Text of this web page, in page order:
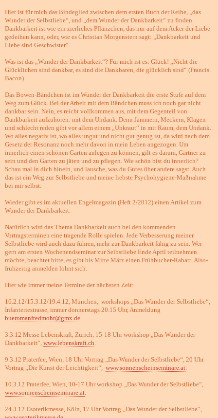
Hier ist für mich das Bindeglied zwischen dem ersten Buch der Reihe, „das
Wunder der Selbstliebe“, und „dem Wunder der Dankbarkeit“ zu finden.
Dankbarkeit ist wie ein zierliches Pflänzchen, das nur auf dem Acker der Liebe
gedeihen kann, oder, wie es Christian Morgenstern sagt: „Dankbarkeit und
Liebe sind Geschwister“.
Was ist das „Wunder der Dankbarkeit“? Für mich ist es: Glück! „Nicht die
Glücklichen sind dankbar, es sind die Dankbaren, die glücklich sind“ (Francis
Bacon)
Das Bowen-Bändchen ist im Wunder der Dankbarkeit die erste Stufe auf dem
Weg zum Glück. Bei der Arbeit mit dem Bändchen muss ich noch gar nicht
dankbar sein. Nein, es reicht vollkommen aus, mit dem Gegenteil von
Dankbarkeit aufzuhören: mit dem Undank. Denn Jammern, Meckern, Klagen
und schlecht reden gibt vor allem einem „Unkraut“ in mir Raum, dem Undank.
Wo alles negativ ist, wo alles ungut und nicht gut genug ist, da wird nach dem
Gesetz der Resonanz noch mehr davon in mein Leben angezogen. Um
innerlich einen schönen Garten anlegen zu können, gilt es darum, Gärtner zu
sein und den Garten zu jäten und zu pflegen. Wie schön bist du innerlich?
Schau mal in dich hinein, und lausche, was du Gutes über andere sagst. Auch
das ist ein Weg zur Selbstliebe und meine liebste Psychohygiene-Maßnahme
bei mir selbst.
Wieder gibt es im aktuellen Engelmagazin (Heft 2/2012) einen Artikel zum
Wunder der Dankbarkeit.
Natürlich wird das Thema Dankbarkeit auch bei den kommenden
Vortragsterminen eine tragende Rolle spielen. Jede Verbesserung meiner
Selbstliebe wird auch dazu führen, mehr zur Dankbarkeit fähig zu sein. Wer
gern am ersten Wochenendseminar zur Selbstliebe Ende April teilnehmen
möchte, beachtet bitte, es gibt bis Mitte März einen Frühbucher-Rabatt. Also-
frühzeitig anmelden lohnt sich.
Hier wie immer meine Termine der nächsten Zeit:
16.2.12/15.3.12/19.4.12, München, workshops „Das Wunder der Selbstliebe“,
Infanteriestrasse, immer donnerstags 20.15 Uhr, Anmeldung
bueromanfredmohr@gmx.de.
3.3.12 Messe Lebenskraft, Zürich, 15-18 Uhr workshop „Das Wunder der
Dankbarkeit“, www.lebenskraft.ch.
9.3.12 Praterfee, Wien, 18 Uhr Vortrag „Das Wunder der Selbstliebe“, 20 Uhr
Vortrag „Die Kunst der Leichtigkeit“, www.sonnenscheinseminare.at.
10.3.12 Praterfee, Wien, 10-17 Uhr workshop „Das Wunder der Selbstliebe“,
www.sonnenscheinseminare.at.
24.3.12 Esoterikmesse, Köln, 17 Uhr Vortrag „Das Wunder der Selbstliebe“,